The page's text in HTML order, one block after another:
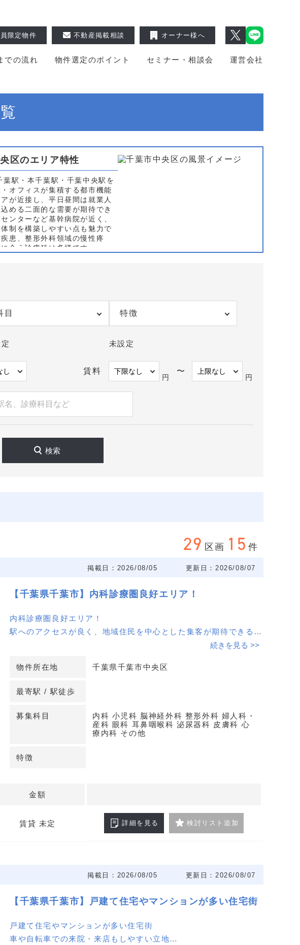
での流れ 物件選定のポイント セミナー・相談会 運営会社
限定物件 不動産掲載相談 オーナー様へ
区のエリア特性
駅・本千葉駅・千葉中央駅を
オフィスが集積する都市機能
が近接し、平日昼間は就業人
める二面的な需要が期待でき
ンターなど基幹病院が近く、
制を構築しやすい点も魅力で
患、整形外科領域の慢性疼
合う診療科は多様です。
は日常導線、蘇我方面は住宅
を選ぶと効果的です。物件の
料相場と原状回復条件、開業
ださい。競合院の診療時間や
性が高く、公開前や募集条件
情報や、科目・面積条件に合
ます。開業計画の段階から、
てご相談ください。
目 特徴
未設定
賃料
円
〜
円
検索
29 区画 15 件
掲載日：2026/08/05 更新日：2026/08/07
【千葉県千葉市】内科診療圏良好エリア！
内科診療圏良好エリア！
駅へのアクセスが良く、地域住民を中心とした集客が期待できる立
詳細はお問い合わせください。
続きを見る >>
物件所在地 千葉県千葉市中央区
最寄駅 / 駅徒歩
募集科目
内科 小児科 脳神経外科 整形外科 婦人科・
産科 眼科 耳鼻咽喉科 泌尿器科 皮膚科 心
療内科 その他
特徴
金額
賃貸 未定 詳細を見る 検討リスト追加
掲載日：2026/08/05 更新日：2026/08/07
【千葉県千葉市】戸建て住宅やマンションが多い住宅街
戸建て住宅やマンションが多い住宅街
車や自転車での来院・来店もしやすい立地